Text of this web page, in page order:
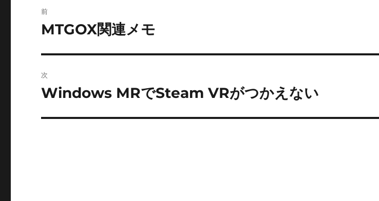
稿
ゲ
前
前
投
稿:
MTGOX関連メモ
次
次
投
Windows MRでSteam VRがつかえない